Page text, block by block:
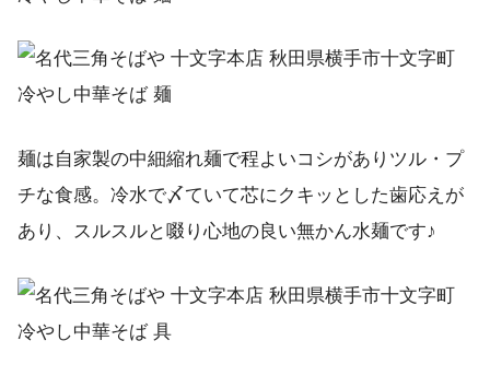
麺は自家製の中細縮れ麺で程よいコシがありツル・プ
チな食感。冷水で〆ていて芯にクキッとした歯応えが
あり、スルスルと啜り心地の良い無かん水麺です♪